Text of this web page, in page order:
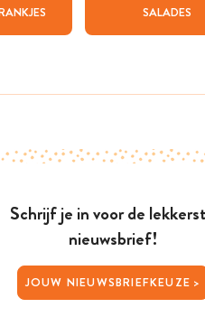
SALADES
Schrijf je in voor de
nieuwsbrief!
JOUW NIEUWSBRIEFKEUZE >